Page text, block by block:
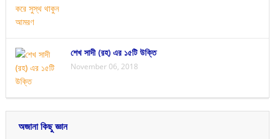
শেখ সাদী (রহ) এর ১৫টি উক্তি
November 06, 2018
অজানা কিছু জ্ঞান